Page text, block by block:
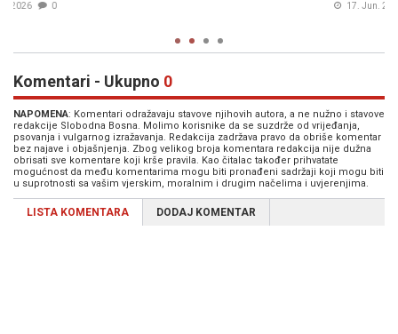
17. Jun. 2026
Komentari - Ukupno 0
NAPOMENA: Komentari odražavaju stavove njihovih autora, a ne nužno i stavove
redakcije Slobodna Bosna. Molimo korisnike da se suzdrže od vrijeđanja,
psovanja i vulgarnog izražavanja. Redakcija zadržava pravo da obriše komentar
bez najave i objašnjenja. Zbog velikog broja komentara redakcija nije dužna
obrisati sve komentare koji krše pravila. Kao čitalac također prihvatate
mogućnost da među komentarima mogu biti pronađeni sadržaji koji mogu biti
u suprotnosti sa vašim vjerskim, moralnim i drugim načelima i uvjerenjima.
LISTA KOMENTARA DODAJ KOMENTAR